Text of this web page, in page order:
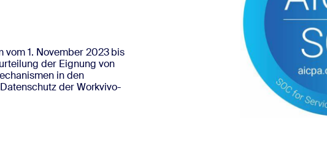
vom 1. November 2023 bis
der Eignung von
in den
der Workvivo-